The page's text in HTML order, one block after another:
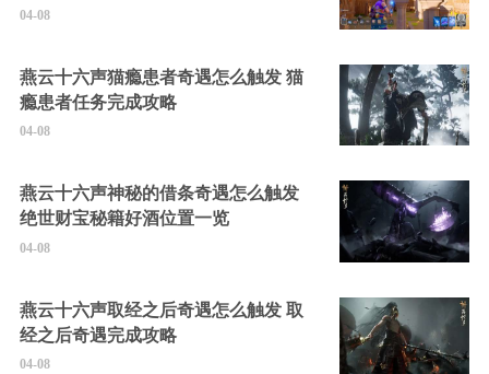
的隐藏角色
04-08
燕云十六声猫瘾患者奇遇怎么触发 猫
瘾患者任务完成攻略
04-08
燕云十六声神秘的借条奇遇怎么触发
绝世财宝秘籍好酒位置一览
04-08
燕云十六声取经之后奇遇怎么触发 取
经之后奇遇完成攻略
04-08